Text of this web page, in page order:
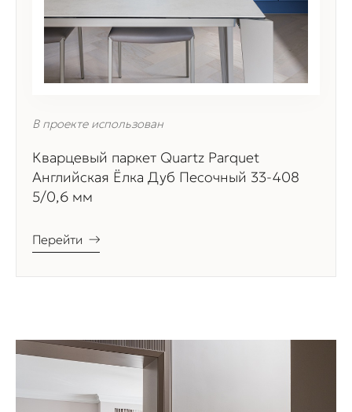
В проекте использован
Кварцевый паркет Quartz Parquet
Английская Ёлка Дуб Песочный 33-408
5/0,6 мм
Перейти →